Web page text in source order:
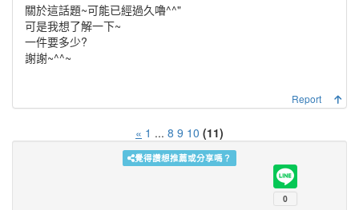
關於這話題~可能已經過久嚕^^"
可是我想了解一下~
一件要多少?
謝謝~^^~
Report
« 1 ... 8 9 10 (11)
覺得讚想推薦或分享嗎？